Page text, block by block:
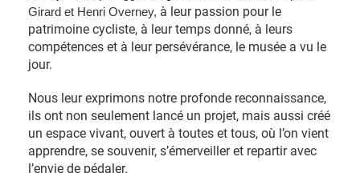
Girard et Henri Overney, à leur passion pour le
patrimoine cycliste, à leur temps donné, à leurs
compétences et à leur persévérance, le musée a vu le
jour.
Nous leur exprimons notre profonde reconnaissance,
ils ont non seulement lancé un projet, mais aussi créé
un espace vivant, ouvert à toutes et tous, où l’on vient
apprendre, se souvenir, s’émerveiller et repartir avec
l’envie de pédaler.